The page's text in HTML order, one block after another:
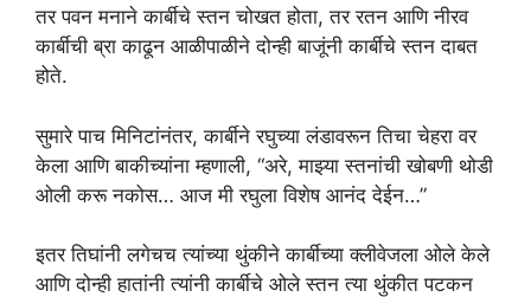
तर पवन मनाने कार्बीचे स्तन चोखत होता, तर रतन आणि नीरव
कार्बीची ब्रा काढून आळीपाळीने दोन्ही बाजूंनी कार्बीचे स्तन दाबत
होते.
सुमारे पाच मिनिटांनंतर, कार्बीने रघुच्या लंडावरून तिचा चेहरा वर
केला आणि बाकीच्यांना म्हणाली, “अरे, माझ्या स्तनांची खोबणी थोडी
ओली करू नकोस… आज मी रघुला विशेष आनंद देईन…”
इतर तिघांनी लगेचच त्यांच्या थुंकीने कार्बीच्या क्लीवेजला ओले केले
आणि दोन्ही हातांनी त्यांनी कार्बीचे ओले स्तन त्या थुंकीत पटकन